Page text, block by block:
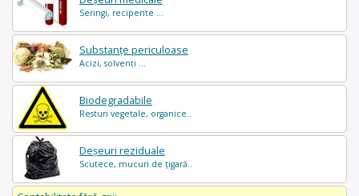
Seringi, recipente ...
Substanțe periculoase
Acizi, solvenți ...
Biodegradabile
Resturi vegetale, organice..
Deșeuri reziduale
Scutece, mucuri de țigară..